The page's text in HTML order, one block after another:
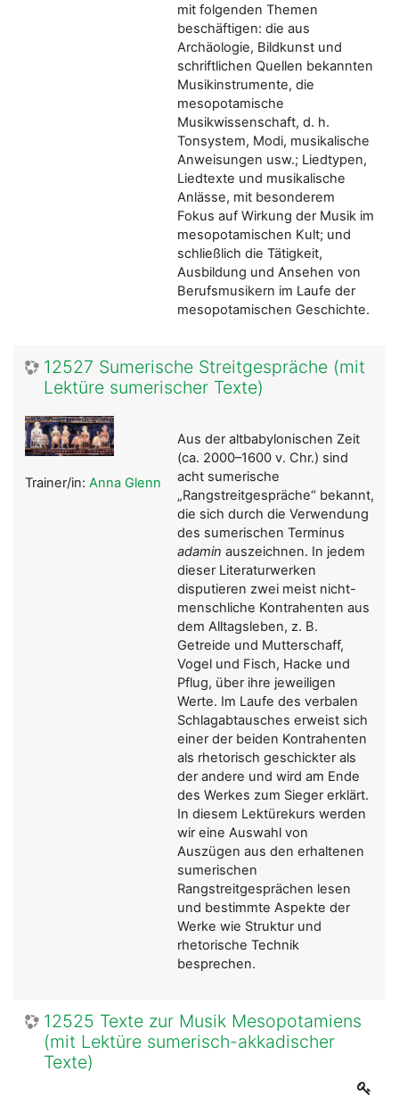
mit folgenden Themen
beschäftigen: die aus
Archäologie, Bildkunst und
schriftlichen Quellen bekannten
Musikinstrumente, die
mesopotamische
Musikwissenschaft, d. h.
Tonsystem, Modi, musikalische
Anweisungen usw.; Liedtypen,
Liedtexte und musikalische
Anlässe, mit besonderem
Fokus auf Wirkung der Musik im
mesopotamischen Kult; und
schließlich die Tätigkeit,
Ausbildung und Ansehen von
Berufsmusikern im Laufe der
mesopotamischen Geschichte.
12527 Sumerische Streitgespräche (mit
Lektüre sumerischer Texte)
Aus der altbabylonischen Zeit
(ca. 2000–1600 v. Chr.) sind
acht sumerische
„Rangstreitgespräche“ bekannt,
die sich durch die Verwendung
des sumerischen Terminus
adamin auszeichnen. In jedem
dieser Literaturwerken
disputieren zwei meist nicht-
menschliche Kontrahenten aus
dem Alltagsleben, z. B.
Getreide und Mutterschaff,
Vogel und Fisch, Hacke und
Pflug, über ihre jeweiligen
Werte. Im Laufe des verbalen
Schlagabtausches erweist sich
einer der beiden Kontrahenten
als rhetorisch geschickter als
der andere und wird am Ende
des Werkes zum Sieger erklärt.
In diesem Lektürekurs werden
wir eine Auswahl von
Auszügen aus den erhaltenen
sumerischen
Rangstreitgesprächen lesen
und bestimmte Aspekte der
Werke wie Struktur und
rhetorische Technik
besprechen.
Trainer/in: Anna Glenn
12525 Texte zur Musik Mesopotamiens
(mit Lektüre sumerisch-akkadischer
Texte)